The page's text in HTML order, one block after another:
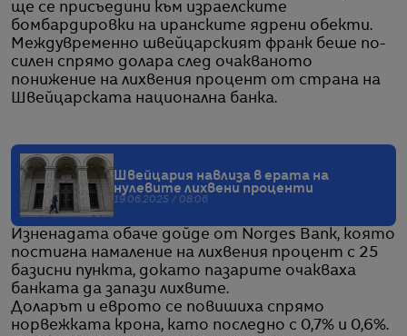
ще се присъедини към израелските
бомбардировки на иранските ядрени обекти.
Междувременно швейцарският франк беше по-
силен спрямо долара след очакваното
понижение на лихвения процент от страна на
Швейцарската национална банка.
Швейцария навлиза в ерата на
нулевите лихвени проценти
19.06.2025 / 08:06
Изненадата обаче дойде от Norges Bank, която
постигна намаление на лихвения процент с 25
базисни пункта, докато пазарите очакваха
банката да запази лихвите.
Доларът и еврото се повишиха спрямо
норвежката крона, като последно с 0,7% и 0,6%.